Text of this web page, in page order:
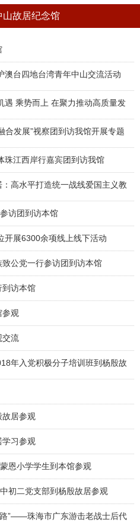
山故居纪念馆
澳台四地台湾青年中山交流活动
遇 乘势而上 在聚力推动高质量发
合发展”视察团到访我馆开展专题
珠江西岸行嘉宾团到访我馆
高水平打造统一战线爱国主义教
访团到访本馆
开展6300余项线上线下活动
公党一行参访团到访本馆
到访本馆
参观
交流
年入党积极分子培训班到杨殷故
居参观
习参观
恩小学学生到本馆参观
初二党支部到杨殷故居参观
”——珠海市广东游击老战士后代